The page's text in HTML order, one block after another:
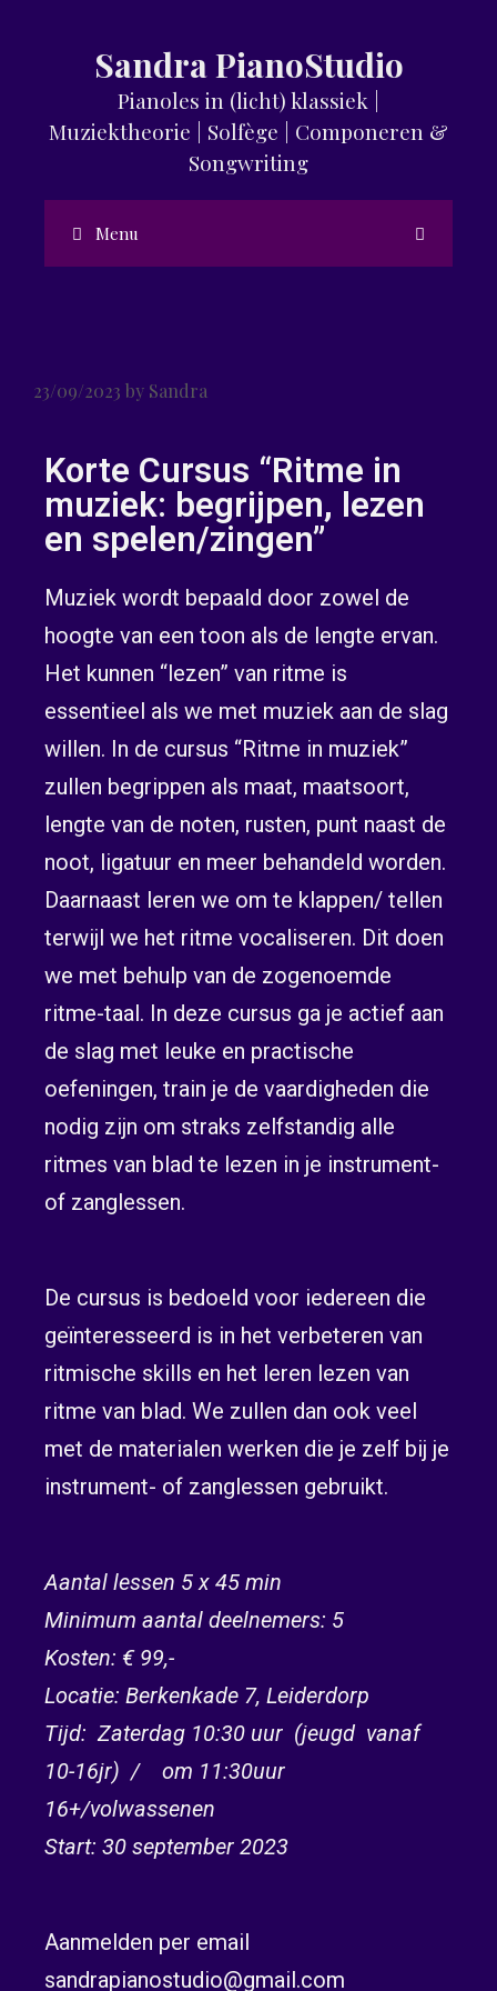
Sandra PianoStudio
Pianoles in (licht) klassiek |
Muziektheorie | Solfège | Componeren &
Songwriting
Menu
23/09/2023 by Sandra
Korte Cursus “Ritme in
muziek: begrijpen, lezen
en spelen/zingen”
Muziek wordt bepaald door zowel de
hoogte van een toon als de lengte ervan.
Het kunnen “lezen” van ritme is
essentieel als we met muziek aan de slag
willen. In de cursus “Ritme in muziek”
zullen begrippen als maat, maatsoort,
lengte van de noten, rusten, punt naast de
noot, ligatuur en meer behandeld worden.
Daarnaast leren we om te klappen/ tellen
terwijl we het ritme vocaliseren. Dit doen
we met behulp van de zogenoemde
ritme-taal. In deze cursus ga je actief aan
de slag met leuke en practische
oefeningen, train je de vaardigheden die
nodig zijn om straks zelfstandig alle
ritmes van blad te lezen in je instrument-
of zanglessen.
De cursus is bedoeld voor iedereen die
geïnteresseerd is in het verbeteren van
ritmische skills en het leren lezen van
ritme van blad. We zullen dan ook veel
met de materialen werken die je zelf bij je
instrument- of zanglessen gebruikt.
Aantal lessen 5 x 45 min
Minimum aantal deelnemers: 5
Kosten: € 99,-
Locatie: Berkenkade 7, Leiderdorp
Tijd: Zaterdag 10:30 uur (jeugd vanaf
10-16jr) / om 11:30uur
16+/volwassenen
Start: 30 september 2023
Aanmelden per email
sandrapianostudio@gmail.com